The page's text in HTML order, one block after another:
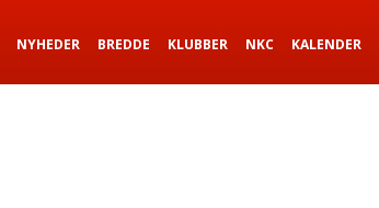
NYHEDER BREDDE KLUBBER NKC KALENDER